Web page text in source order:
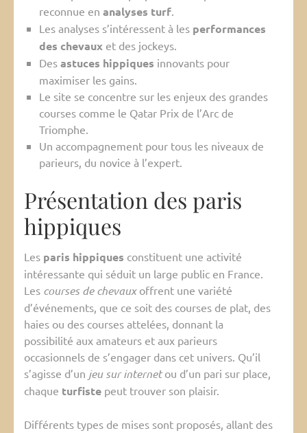
reconnue en analyses turf.
Les analyses s’intéressent à les performances
des chevaux et des jockeys.
Des astuces hippiques innovants pour
maximiser les gains.
Le site se concentre sur les enjeux des grandes
courses comme le Qatar Prix de l’Arc de
Triomphe.
Un accompagnement pour tous les niveaux de
parieurs, du novice à l’expert.
Présentation des paris
hippiques
Les paris hippiques constituent une activité
intéressante qui séduit un large public en France.
Les courses de chevauxoffrent une variété
d’événements, que ce soit des courses de plat, des
haies ou des courses attelées, donnant la
possibilité aux amateurs et aux parieurs
occasionnels de s’engager dans cet univers. Qu’il
s’agisse d’un jeu sur internetou d’un pari sur place,
chaque turfiste peut trouver son plaisir.
Différents types de mises sont proposés, allant des